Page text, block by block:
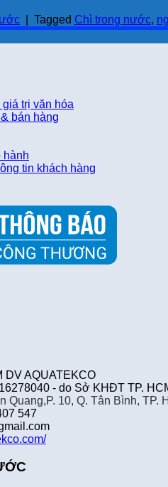
Tagged Chì trong nước,
trị văn hóa
bán hàng
hành
tin khách hàng
DV AQUATEKCO
- do Sở KHĐT TP.
Quang,P. 10, Q. Tân Bình, TP.
547